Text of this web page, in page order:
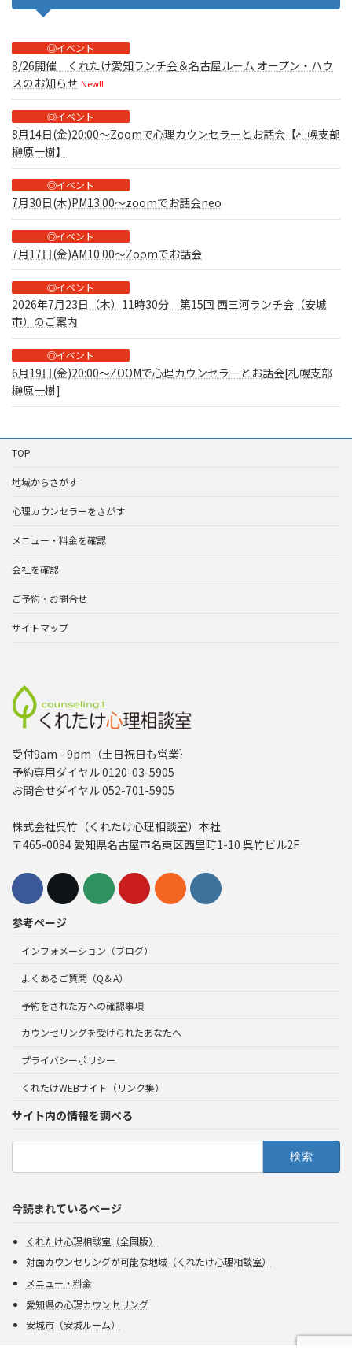
◎イベント
8/26開催 くれたけ愛知ランチ会＆名古屋ルーム オープン・ハウ
スのお知らせ New!!
◎イベント
8月14日(金)20:00～Zoomで心理カウンセラーとお話会【札幌支部
榊原一樹】
◎イベント
7月30日(木)PM13:00～zoomでお話会neo
◎イベント
7月17日(金)AM10:00～Zoomでお話会
◎イベント
2026年7月23日（木）11時30分 第15回 西三河ランチ会（安城
市）のご案内
◎イベント
6月19日(金)20:00～ZOOMで心理カウンセラーとお話会[札幌支部
榊原一樹]
TOP
地域からさがす
心理カウンセラーをさがす
メニュー・料金を確認
会社を確認
ご予約・お問合せ
サイトマップ
受付9am - 9pm（土日祝日も営業｝
予約専用ダイヤル 0120-03-5905
お問合せダイヤル 052-701-5905
株式会社呉竹（くれたけ心理相談室）本社
〒465-0084 愛知県名古屋市名東区西里町1-10 呉竹ビル2F
参考ページ
インフォメーション（ブログ）
よくあるご質問（Q＆A）
予約をされた方への確認事項
カウンセリングを受けられたあなたへ
プライバシーポリシー
くれたけWEBサイト（リンク集）
サイト内の情報を調べる
検
今読まれているページ
くれたけ心理相談室（全国版）
対面カウンセリングが可能な地域（くれたけ心理相談室）
メニュー・料金
愛知県の心理カウンセリング
安城市（安城ルーム）